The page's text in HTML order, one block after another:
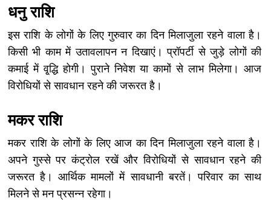
धनु राशि
इस राशि के लोगों के लिए गुरुवार का दिन मिलाजुला रहने वाला है।
किसी भी काम में उतावलापन न दिखाएं। प्रॉपर्टी से जुड़े लोगों की
कमाई में वृ्द्धि होगी। पुराने निवेश या कामों से लाभ मिलेगा। आज
विरोधियों से सावधान रहने की जरूरत है।
मकर राशि
मकर राशि के लोगों के लिए आज का दिन मिलाजुला रहने वाला है।
अपने गुस्से पर कंट्रोल रखें और विरोधियों से सावधान रहने की
जरूरत है। आर्थिक मामलों में सावधानी बरतें। परिवार का साथ
मिलने से मन प्रसन्न रहेगा।